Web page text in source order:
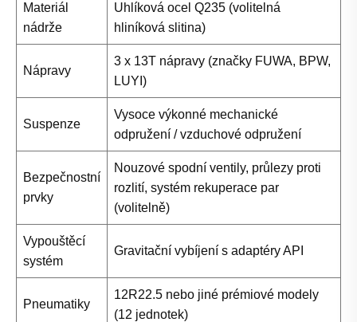
Materiál
nádrže
Uhlíková ocel Q235 (volitelná
hliníková slitina)
Nápravy
3 x 13T nápravy (značky FUWA, BPW,
LUYI)
Suspenze
Vysoce výkonné mechanické
odpružení / vzduchové odpružení
Bezpečnostní
prvky
Nouzové spodní ventily, průlezy proti
rozlití, systém rekuperace par
(volitelně)
Vypouštěcí
systém
Gravitační vybíjení s adaptéry API
Pneumatiky
12R22.5 nebo jiné prémiové modely
(12 jednotek)